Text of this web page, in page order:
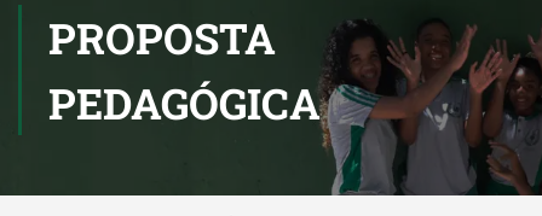
PROPOSTA
PEDAGÓGICA